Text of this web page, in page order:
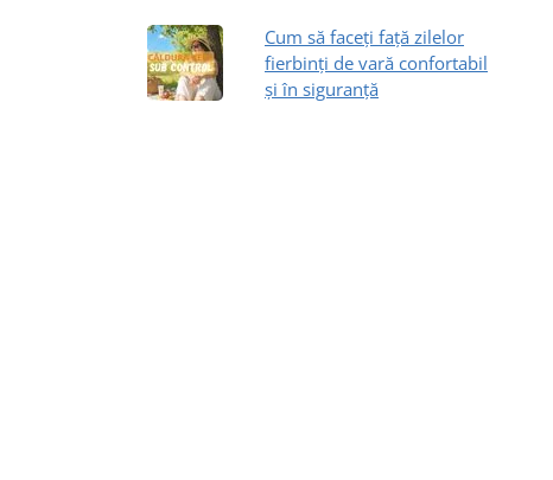
Cum să faceți față zilelor
fierbinți de vară confortabil
și în siguranță